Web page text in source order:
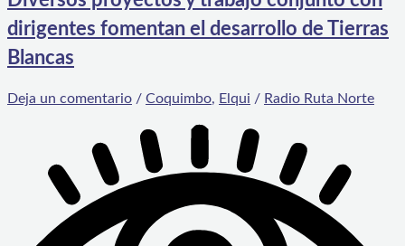
dirigentes fomentan el desarrollo de Tierras
Blancas
Deja un comentario / Coquimbo, Elqui / Radio Ruta Norte